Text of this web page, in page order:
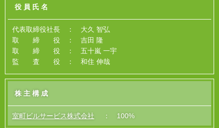
役員氏名
代表取締役社長 ： 大久 智弘
取 締 役 ： 吉田 隆
取 締 役 ： 五十嵐 一宇
監 査 役 ： 和住 伸哉
株主構成
室町ビルサービス株式会社 ： 100%